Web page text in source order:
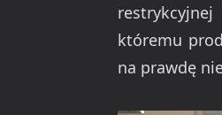
któremu
na prawdę